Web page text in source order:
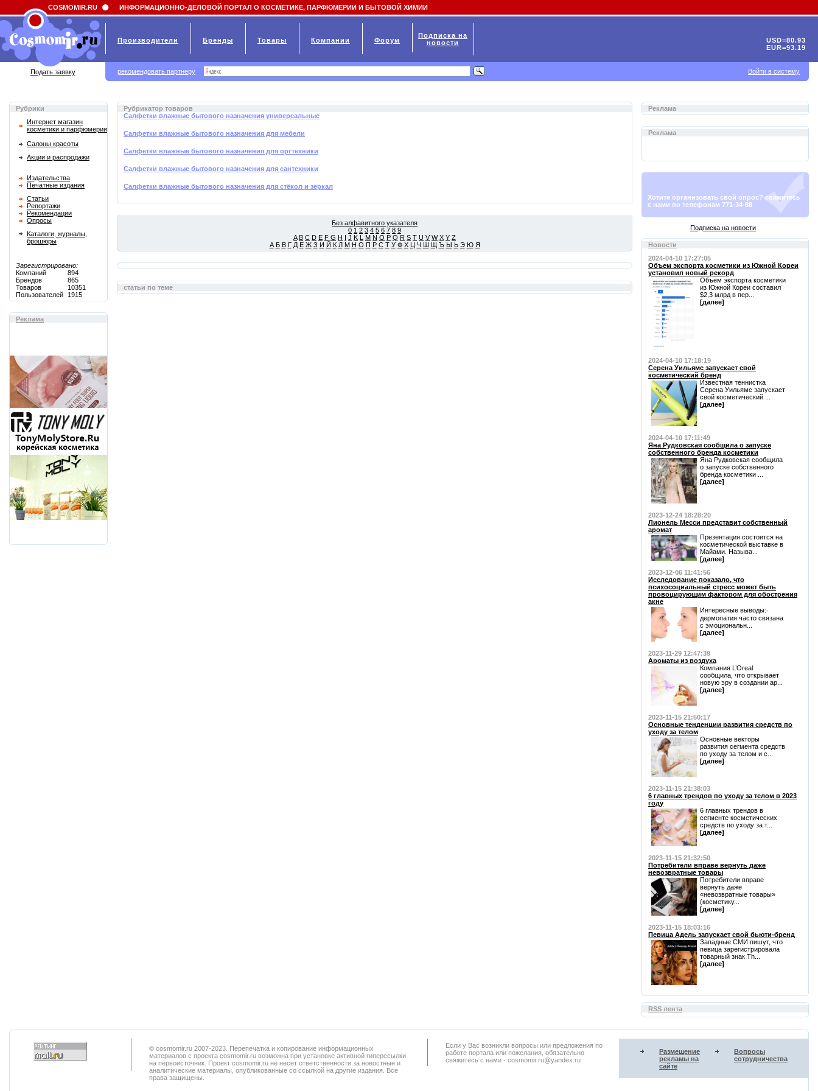
Field 'news_title' doesn't have a default value
Рубрики
Интернет магазин
косметики и парфюмерии
Салоны красоты
Акции и распродажи
Издательства
Печатные издания
Статьи
Репортажи
Рекомендации
Опросы
Каталоги, журналы,
брошюры
Зарегистрировано:
Компаний
894
Брендов
865
Товаров
10351
Пользователей
1915
Реклама
Рубрикатор товаров
Салфетки влажные бытового назначения универсальные
Салфетки влажные бытового назначения для мебели
Салфетки влажные бытового назначения для оргтехники
Салфетки влажные бытового назначения для сантехники
Салфетки влажные бытового назначения для стёкол и зеркал
Без алфавитного указателя
0 1 2 3 4 5 6 7 8 9
A B C D E F G H I J K L M N O P Q R S T U V W X Y Z
А Б В Г Д Е Ж З И Й К Л М Н О П Р С Т У Ф Х Ц Ч Ш Щ Ъ Ы Ь Э Ю Я
статьи по теме
Реклама
Реклама
Хотите организовать свой опрос? свяжитесь
с нами по телефонам 771-34-88
Подписка на новости
Новости
2024-04-10 17:27:05
Объем экспорта косметики из Южной Кореи
установил новый рекорд
Объем экспорта косметики
из Южной Кореи составил
$2,3 млрд в пер...
[далее]
2024-04-10 17:18:19
Серена Уильямс запускает свой
косметический бренд
Известная теннистка
Серена Уильямс запускает
свой косметический ...
[далее]
2024-04-10 17:11:49
Яна Рудковская сообщила о запуске
собственного бренда косметики
Яна Рудковская сообщила
о запуске собственного
бренда косметики ...
[далее]
2023-12-24 18:28:20
Лионель Месси представит собственный
аромат
Презентация состоится на
косметической выставке в
Майами. Называ...
[далее]
2023-12-06 11:41:56
Исследование показало, что
психосоциальный стресс может быть
провоцирующим фактором для обострения
акне
Интересные выводы:⁃
дермопатия часто связана
с эмоциональн...
[далее]
2023-11-29 12:47:39
Ароматы из воздуха
Компания L’Oreal
сообщила, что открывает
новую эру в создании ар...
[далее]
2023-11-15 21:50:17
Основные тенденции развития средств по
уходу за телом
Основные векторы
развития сегмента средств
по уходу за телом и с...
[далее]
2023-11-15 21:38:03
6 главных трендов по уходу за телом в 2023
году
6 главных трендов в
сегменте косметических
средств по уходу за т...
[далее]
2023-11-15 21:32:50
Потребители вправе вернуть даже
невозвратные товары
Потребители вправе
вернуть даже
«невозвратные товары»
(косметику...
[далее]
2023-11-15 18:03:16
Певица Адель запускает свой бьюти-бренд
Западные СМИ пишут, что
певица зарегистрировала
товарный знак Th...
[далее]
RSS лента
© cosmomir.ru 2007-2023. Перепечатка и копирование информационных
материалов с проекта cosmomir.ru возможна при установке активной гиперссылки
на первоисточник. Проект cosmomir.ru не несет ответственности за новостные и
аналитические материалы, опубликованные со ссылкой на другие издания. Все
права защищены.
Если у Вас возникли вопросы или предложения по
работe портала или пожелания, обязательно
свяжитесь с нами - cosmomir.ru@yandex.ru
Размещение
рекламы на
сайте
Вопросы
сотрудничества
COSMOMIR.RU ИНФОРМАЦИОННО-ДЕЛОВОЙ ПОРТАЛ О КОСМЕТИКЕ, ПАРФЮМЕРИИ И БЫТОВОЙ ХИМИИ
Производители Бренды Товары Компании Форум
Подписка на
новости
USD=80.93
EUR=93.19
Подать заявку рекомендовать партнеру Войти в систему